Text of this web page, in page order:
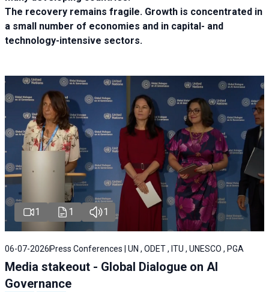
The recovery remains fragile. Growth is concentrated in
a small number of economies and in capital- and
technology-intensive sectors.
1 1 1
06-07-2026 Press Conferences | UN , ODET , ITU , UNESCO , PGA
Media stakeout - Global Dialogue on AI
Governance